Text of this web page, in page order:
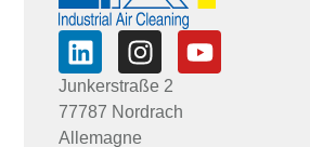
i
Junkerstraße 2
77787 Nordrach
Allemagne